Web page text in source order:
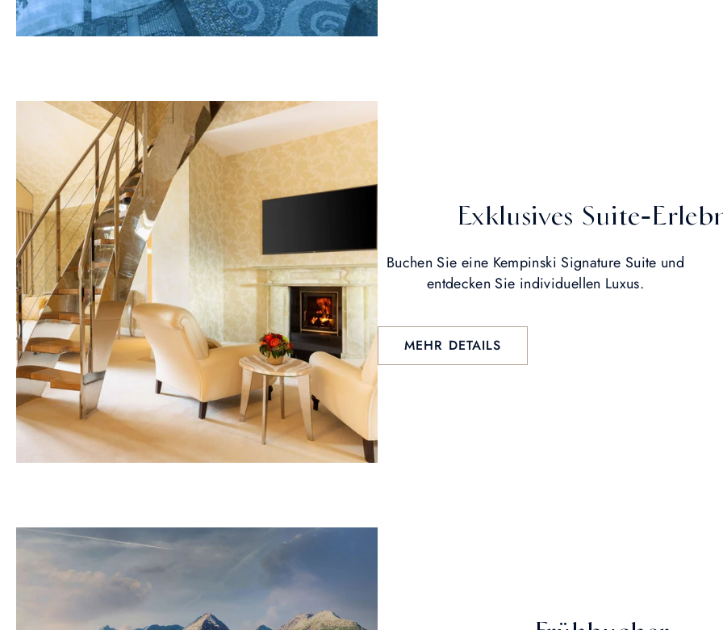
Exklusives
Buchen Sie eine Kempinski Signature Suite und
entdecken Sie individuellen Luxus.
MEHR DETAILS